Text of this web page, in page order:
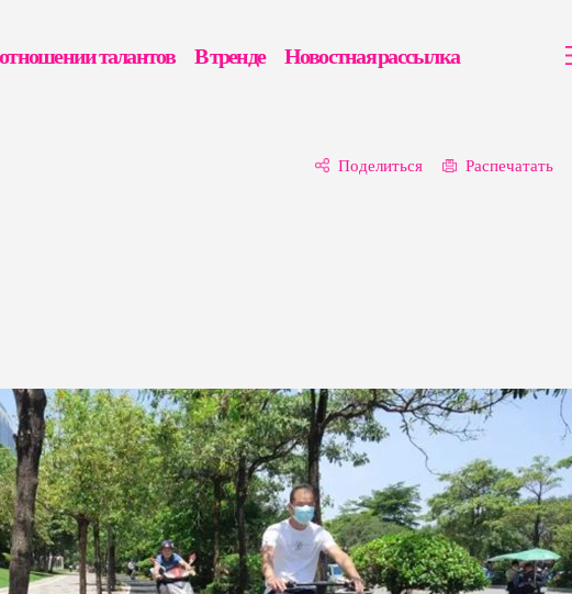
Поделиться Распечатать
талантов В тренде Новостная рассылка